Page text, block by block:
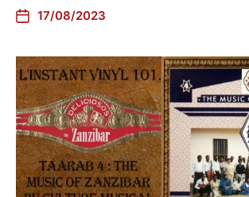
17/08/2023